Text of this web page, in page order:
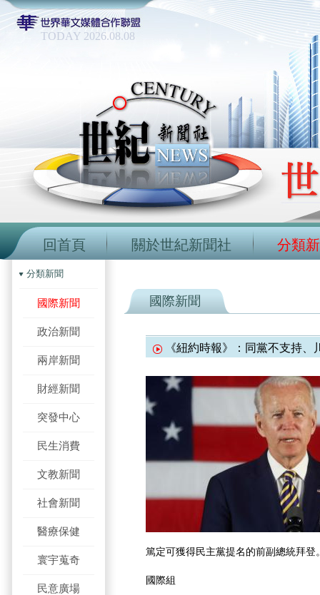
TODAY 2026.08.08
回首頁 關於世紀新聞社 分類
分類新聞
國際新聞
政治新聞
兩岸新聞
財經新聞
突發中心
民生消費
文教新聞
社會新聞
醫療保健
寰宇蒐奇
民意廣場
國際新聞
《紐約時報》：同黨不支持、
篤定可獲得民主黨提名的前副總統拜登
國際組